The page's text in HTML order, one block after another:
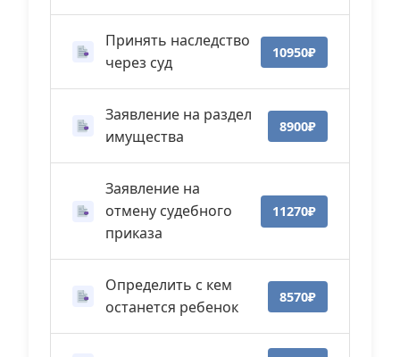
Принять наследство
через суд
10950₽
Заявление на раздел
имущества
8900₽
Заявление на
отмену судебного
приказа
11270₽
Определить с кем
останется ребенок
8570₽